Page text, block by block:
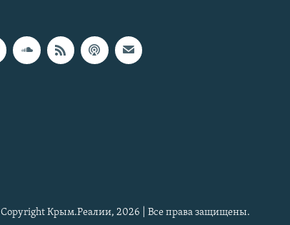
Copyright Крым.Реалии, 2026 | Все права защищены.